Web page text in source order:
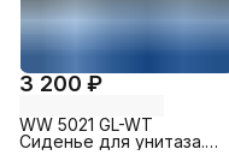
3 200 ₽
WW 5021 GL-WT
Сиденье для унитаза.